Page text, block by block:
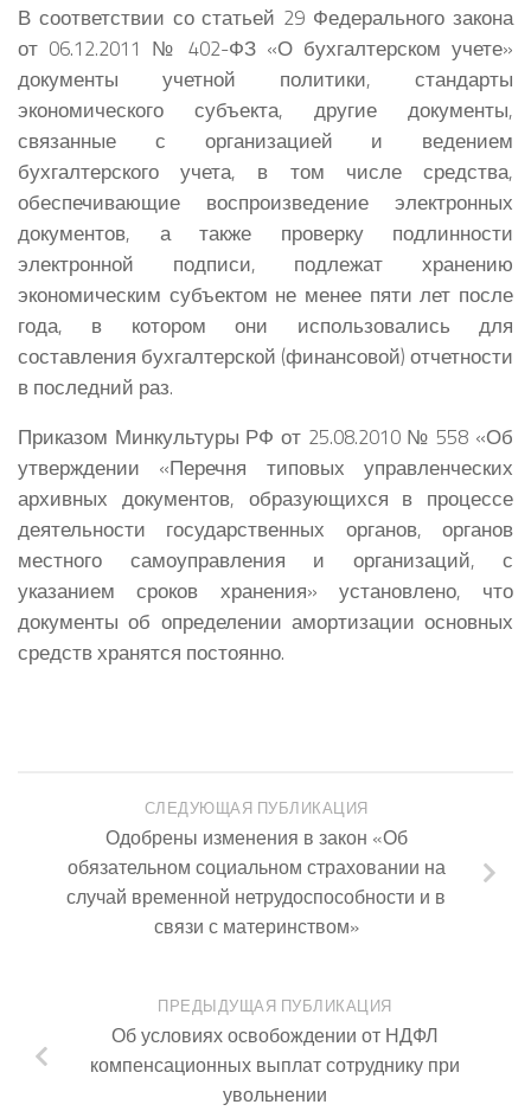
В соответствии со статьей 29 Федерального закона
от 06.12.2011 № 402-ФЗ «О бухгалтерском учете»
документы учетной политики, стандарты
экономического субъекта, другие документы,
связанные с организацией и ведением
бухгалтерского учета, в том числе средства,
обеспечивающие воспроизведение электронных
документов, а также проверку подлинности
электронной подписи, подлежат хранению
экономическим субъектом не менее пяти лет после
года, в котором они использовались для
составления бухгалтерской (финансовой) отчетности
в последний раз.
Приказом Минкультуры РФ от 25.08.2010 № 558 «Об
утверждении «Перечня типовых управленческих
архивных документов, образующихся в процессе
деятельности государственных органов, органов
местного самоуправления и организаций, с
указанием сроков хранения» установлено, что
документы об определении амортизации основных
средств хранятся постоянно.
СЛЕДУЮЩАЯ ПУБЛИКАЦИЯ
Одобрены изменения в закон «Об
обязательном социальном страховании на
случай временной нетрудоспособности и в
связи с материнством»
ПРЕДЫДУЩАЯ ПУБЛИКАЦИЯ
Об условиях освобождении от НДФЛ
компенсационных выплат сотруднику при
увольнении